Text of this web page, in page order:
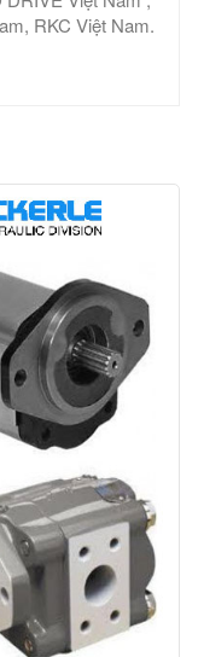
RKC Việt Nam.